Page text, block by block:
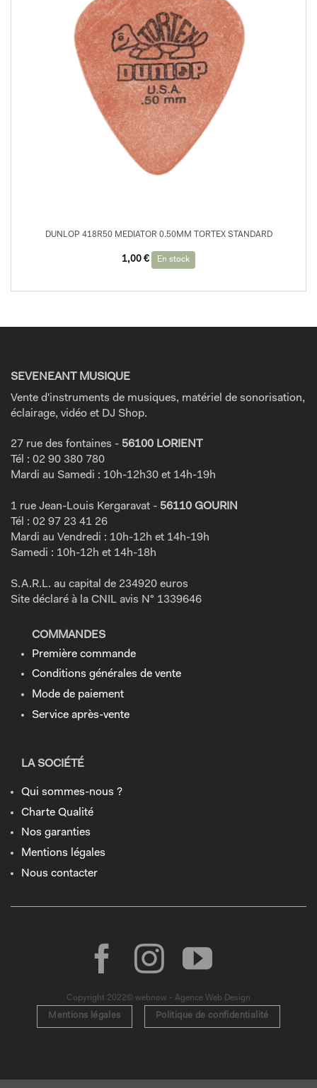
DUNLOP 418R50 MEDIATOR 0.50MM TORTEX STANDARD
1,00 € En stock
SEVENEANT MUSIQUE
Vente d'instruments de musiques, matériel de sonorisation,
éclairage, vidéo et DJ Shop.
27 rue des fontaines - 56100 LORIENT
Tél : 02 90 380 780
Mardi au Samedi : 10h-12h30 et 14h-19h
1 rue Jean-Louis Kergaravat - 56110 GOURIN
Tél : 02 97 23 41 26
Mardi au Vendredi : 10h-12h et 14h-19h
Samedi : 10h-12h et 14h-18h
S.A.R.L. au capital de 234920 euros
Site déclaré à la CNIL avis N° 1339646
COMMANDES
Première commande
Conditions générales de vente
Mode de paiement
Service après-vente
LA SOCIÉTÉ
Qui sommes-nous ?
Charte Qualité
Nos garanties
Mentions légales
Nous contacter
Copyright 2022© webnow - Agence Web Design
Mentions légales Politique de confidentialité